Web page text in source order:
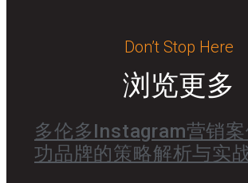
Don’t Stop Here
浏览更多
多伦多Instagram营销
功品牌的策略解析与实